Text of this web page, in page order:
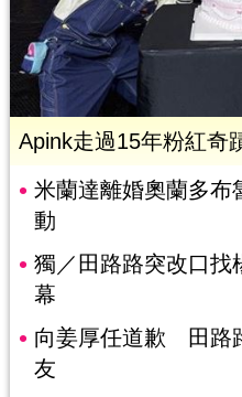
Apink走過15年粉紅奇
米蘭達離婚奧蘭多布
動
獨／田路路突改口
幕
向姜厚任道歉 田路
友